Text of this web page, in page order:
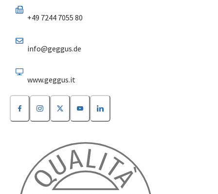
+49 7244 7055 80
info@geggus.de
www.geggus.it